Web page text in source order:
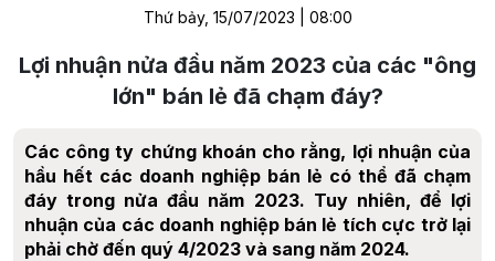
Thứ bảy, 15/07/2023 | 08:00
Lợi nhuận nửa đầu năm 2023 của các "ông
lớn" bán lẻ đã chạm đáy?
Các công ty chứng khoán cho rằng, lợi nhuận của
hầu hết các doanh nghiệp bán lẻ có thể đã chạm
đáy trong nửa đầu năm 2023. Tuy nhiên, để lợi
nhuận của các doanh nghiệp bán lẻ tích cực trở lại
phải chờ đến quý 4/2023 và sang năm 2024.